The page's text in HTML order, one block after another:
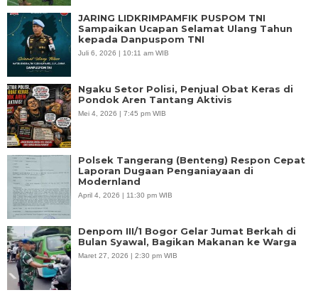
JARING LIDKRIMPAMFIK PUSPOM TNI
Sampaikan Ucapan Selamat Ulang Tahun
kepada Danpuspom TNI
Juli 6, 2026 | 10:11 am WIB
Ngaku Setor Polisi, Penjual Obat Keras di
Pondok Aren Tantang Aktivis
Mei 4, 2026 | 7:45 pm WIB
Polsek Tangerang (Benteng) Respon Cepat
Laporan Dugaan Penganiayaan di
Modernland
April 4, 2026 | 11:30 pm WIB
Denpom III/1 Bogor Gelar Jumat Berkah di
Bulan Syawal, Bagikan Makanan ke Warga
Maret 27, 2026 | 2:30 pm WIB